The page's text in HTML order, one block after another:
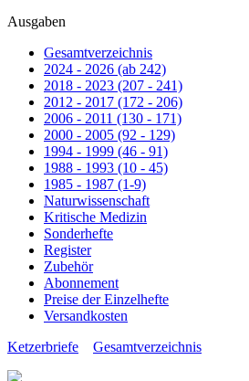
Ausgaben
Gesamtverzeichnis
2024 - 2026 (ab 242)
2018 - 2023 (207 - 241)
2012 - 2017 (172 - 206)
2006 - 2011 (130 - 171)
2000 - 2005 (92 - 129)
1994 - 1999 (46 - 91)
1988 - 1993 (10 - 45)
1985 - 1987 (1-9)
Naturwissenschaft
Kritische Medizin
Sonderhefte
Register
Zubehör
Abonnement
Preise der Einzelhefte
Versandkosten
Ketzerbriefe
Gesamtverzeichnis